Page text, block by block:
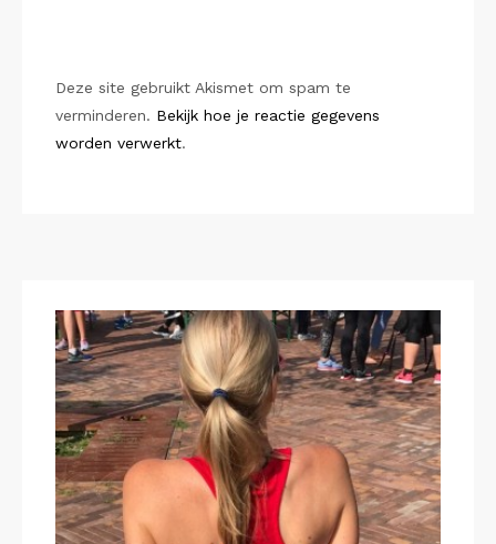
Deze site gebruikt Akismet om spam te
verminderen. Bekijk hoe je reactie gegevens
worden verwerkt.